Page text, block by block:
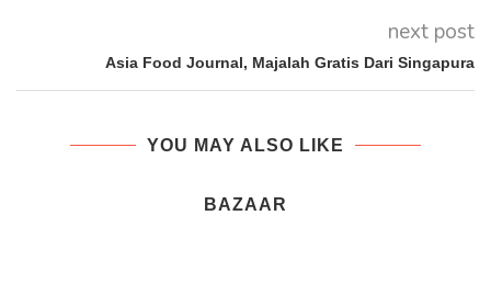
next post
Asia Food Journal, Majalah Gratis Dari Singapura
YOU MAY ALSO LIKE
BAZAAR